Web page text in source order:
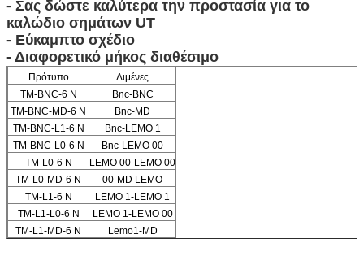
- Σας δώστε καλύτερα την προστασία για το
καλώδιο σημάτων UT
- Εύκαμπτο σχέδιο
- Διαφορετικό μήκος διαθέσιμο
Πρότυπο
Λιμένες
TM-BNC-6 Ν
Bnc-BNC
TM-BNC-MD-6 Ν
Bnc-MD
TM-BNC-L1-6 Ν
Bnc-LEMO 1
TM-BNC-L0-6 Ν
Bnc-LEMO 00
TM-L0-6 Ν
LEMO 00-LEMO 00
TM-L0-MD-6 Ν
00-MD LEMO
TM-L1-6 Ν
LEMO 1-LEMO 1
TM-L1-L0-6 Ν
LEMO 1-LEMO 00
TM-L1-MD-6 Ν
Lemo1-MD